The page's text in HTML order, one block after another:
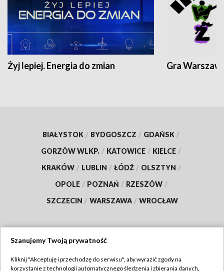
Żyj lepiej. Energia do zmian Gra
BIAŁYSTOK / BYDGOSZCZ / GDAŃSK /
GORZÓW WLKP. / KATOWICE / KIELCE /
KRAKÓW / LUBLIN / ŁÓDŹ / OLSZTYN /
OPOLE / POZNAŃ / RZESZÓW /
SZCZECIN / WARSZAWA / WROCŁAW
Szanujemy Twoją prywatność
Kliknij "Akceptuję i przechodzę do serwisu", aby wyrazić zgody na
korzystanie z technologii automatycznego śledzenia i zbierania danych,